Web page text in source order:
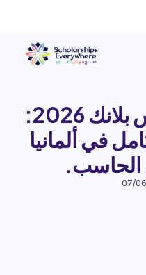
تدريب معهد ماكس بلانك 2026:
في ألمانيا
الحاسب.
07/